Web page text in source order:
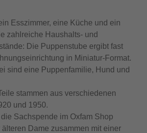
Esszimmer, eine Küche und ein
zahlreiche Haushalts- und
Die Puppenstube ergibt fast
in Miniatur-Format.
sind eine Puppenfamilie, Hund und
stammen aus verschiedenen
und 1950.
Sachspende im Oxfam Shop
älteren Dame zusammen mit einer